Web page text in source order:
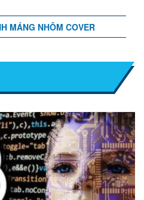
MÁNG NHÔM COVER